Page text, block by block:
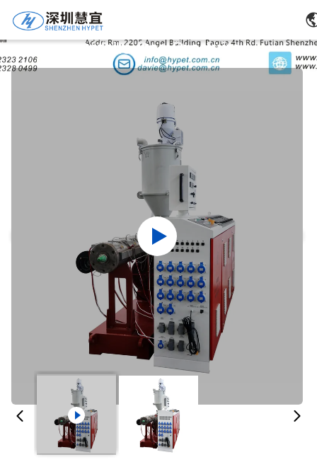
Détails Des Produits